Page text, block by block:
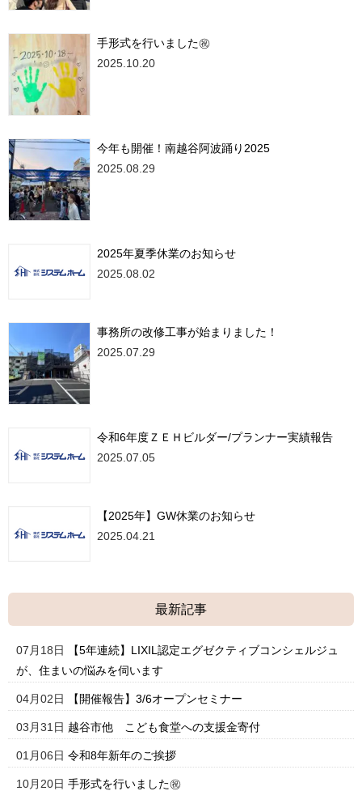
手形式を行いました㊗
2025.10.20
今年も開催！南越谷阿波踊り2025
2025.08.29
2025年夏季休業のお知らせ
2025.08.02
事務所の改修工事が始まりました！
2025.07.29
令和6年度ＺＥＨビルダー/プランナー実績報告
2025.07.05
【2025年】GW休業のお知らせ
2025.04.21
最新記事
07月18日
【5年連続】LIXIL認定エグゼクティブコンシェルジュ
が、住まいの悩みを伺います
04月02日 【開催報告】3/6オープンセミナー
03月31日 越谷市他 こども食堂への支援金寄付
01月06日 令和8年新年のご挨拶
10月20日 手形式を行いました㊗